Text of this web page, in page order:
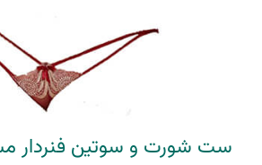
ست شورت و سوتین فنردار